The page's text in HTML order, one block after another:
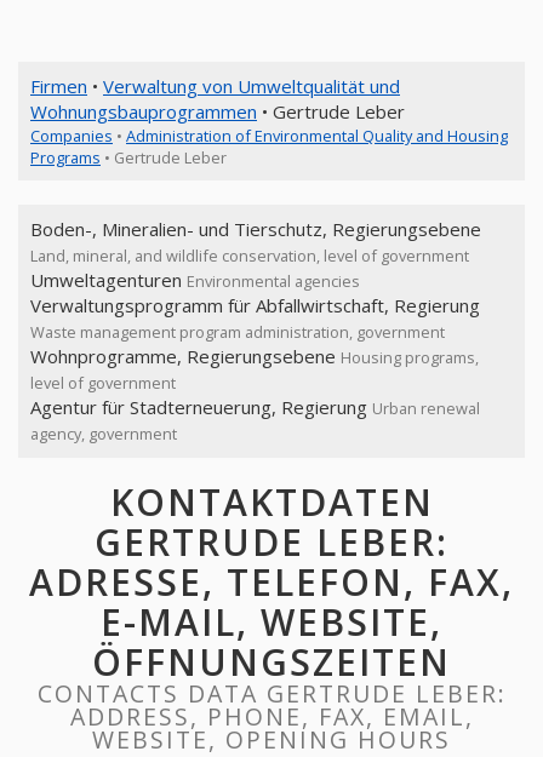
Firmen • Verwaltung von Umweltqualität und
Wohnungsbauprogrammen • Gertrude Leber
Companies • Administration of Environmental Quality and Housing
Programs • Gertrude Leber
Boden-, Mineralien- und Tierschutz, Regierungsebene
Land, mineral, and wildlife conservation, level of government
Umweltagenturen Environmental agencies
Verwaltungsprogramm für Abfallwirtschaft, Regierung
Waste management program administration, government
Wohnprogramme, Regierungsebene Housing programs,
level of government
Agentur für Stadterneuerung, Regierung Urban renewal
agency, government
KONTAKTDATEN
GERTRUDE LEBER:
ADRESSE, TELEFON, FAX,
E-MAIL, WEBSITE,
ÖFFNUNGSZEITEN
CONTACTS DATA GERTRUDE LEBER:
ADDRESS, PHONE, FAX, EMAIL,
WEBSITE, OPENING HOURS